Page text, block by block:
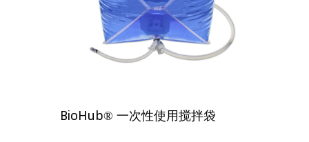
BioHub® 一次性使用搅拌袋